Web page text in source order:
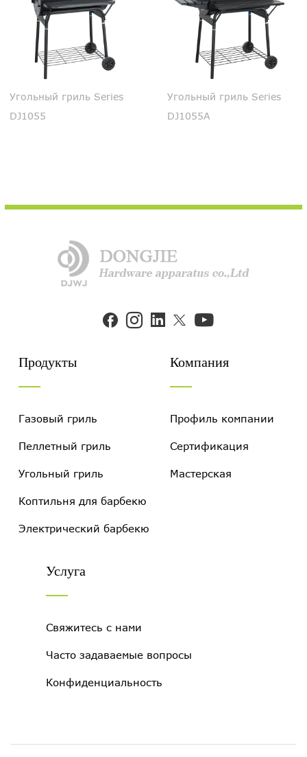
гриль Series
Угольный гриль Series
DJ1055A
 
Продукты
Газовый гриль
Пеллетный гриль
Угольный гриль
Коптильня для барбекю
Электрический барбекю
Компания
Профиль компании
Сертификация
Мастерская
Услуга
Свяжитесь с нами
Часто задаваемые вопросы
Конфиденциальность